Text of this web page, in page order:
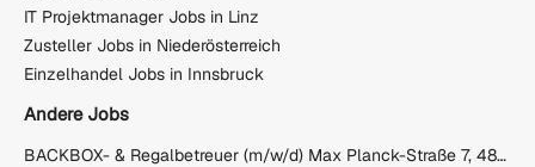
IT Projektmanager Jobs in Linz
Zusteller Jobs in Niederösterreich
Einzelhandel Jobs in Innsbruck
Andere Jobs
BACKBOX- & Regalbetreuer (m/w/d) Max Planck-Straße 7, 4840 Vöcklabruck